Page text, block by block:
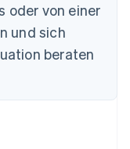
oder von einer
und sich
beraten